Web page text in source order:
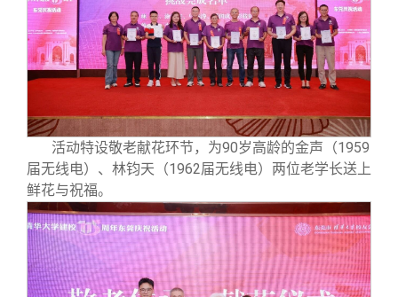
活动特设敬老献花环节，为90岁高龄的金声（1959
届无线电）、林钧天（1962届无线电）两位老学长送上
鲜花与祝福。